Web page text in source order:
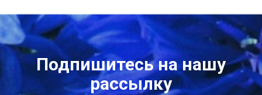
Подпишитесь на нашу
рассылку